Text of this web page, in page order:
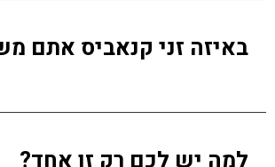
באיזה זני קנאביס אתם